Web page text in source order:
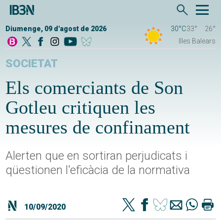
Diumenge, 09 d'agost de 2026 30°C33°
26°
Illes Balears
SOCIETAT
Els comerciants de Son
Gotleu critiquen les
mesures de confinament
Alerten que en sortiran perjudicats i
qüestionen l'eficàcia de la normativa
10/09/2020